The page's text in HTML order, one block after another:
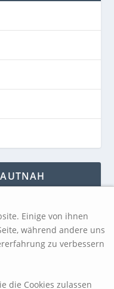
Einige von ihnen
während andere uns
zu verbessern
die Cookies zulassen